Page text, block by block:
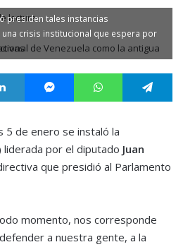
lectura
presiden tales instancias
crisis institucional que espera por
LinkedIn MessengerWhatsApp
5 de enero se instaló la
liderada por el diputado Juan
que presidió al Parlamento
momento, nos corresponde
a nuestra gente, a la